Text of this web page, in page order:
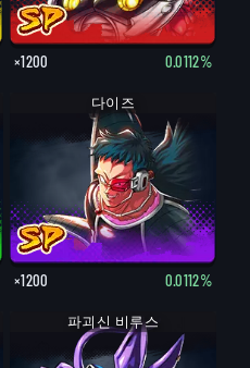
×1200 0.0112%
다이즈
×1200 0.0112%
파괴신 비루스